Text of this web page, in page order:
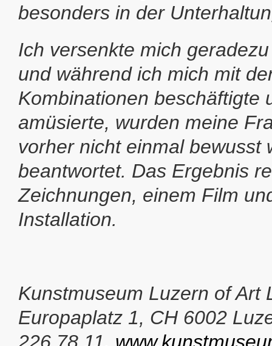
besonders in der
Ich versenkte mich
und während ich mich mit
Kombinationen beschäftigte
amüsierte, wurden meine
vorher nicht einmal bewusst
beantwortet. Das Ergebnis
Zeichnungen, einem Film
Installation.
Kunstmuseum Luzern of Art
Europaplatz 1, CH 6002